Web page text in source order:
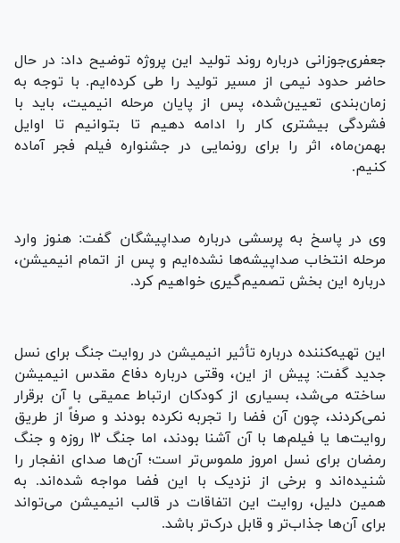
جعفری‌جوزانی درباره روند تولید این پروژه توضیح داد: در حال
حاضر حدود نیمی از مسیر تولید را طی کرده‌ایم. با توجه به
زمان‌بندی تعیین‌شده، پس از پایان مرحله انیمیت، باید با
فشردگی بیشتری کار را ادامه دهیم تا بتوانیم تا اوایل
بهمن‌ماه، اثر را برای رونمایی در جشنواره فیلم فجر آماده
کنیم.
وی در پاسخ به پرسشی درباره صداپیشگان گفت: هنوز وارد
مرحله انتخاب صداپیشه‌ها نشده‌ایم و پس از اتمام انیمیشن،
درباره این بخش تصمیم‌گیری خواهیم کرد.
این تهیه‌کننده درباره تأثیر انیمیشن در روایت جنگ برای نسل
جدید گفت: پیش از این، وقتی درباره دفاع مقدس انیمیشن
ساخته می‌شد، بسیاری از کودکان ارتباط عمیقی با آن برقرار
نمی‌کردند، چون آن فضا را تجربه نکرده بودند و صرفاً از طریق
روایت‌ها یا فیلم‌ها با آن آشنا بودند، اما جنگ ۱۲ روزه و جنگ
رمضان برای نسل امروز ملموس‌تر است؛ آن‌ها صدای انفجار را
شنیده‌اند و برخی از نزدیک با این فضا مواجه شده‌اند. به
همین دلیل، روایت این اتفاقات در قالب انیمیشن می‌تواند
برای آن‌ها جذاب‌تر و قابل‌ درک‌تر باشد.